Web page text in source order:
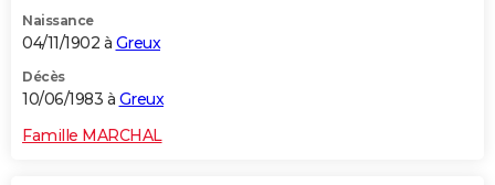
Naissance
04/11/1902 à Greux
Décès
10/06/1983 à Greux
Famille MARCHAL